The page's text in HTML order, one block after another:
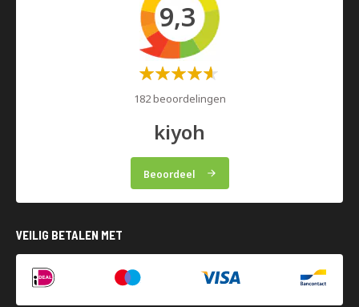
9,3
Waardering:
182 beoordelingen
kiyoh
Beoordeel
VEILIG BETALEN MET